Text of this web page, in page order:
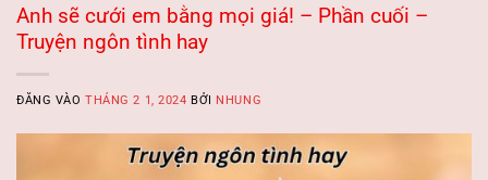
Anh sẽ cưới em bằng mọi giá! – Phần cuối –
Truyện ngôn tình hay
ĐĂNG VÀOTHÁNG 2 1, 2024 BỞI NHUNG